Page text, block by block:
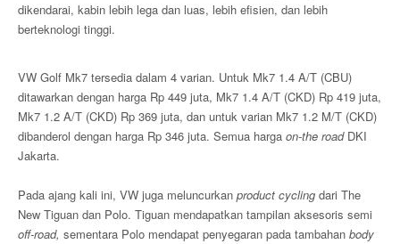
dikendarai, kabin lebih lega dan luas, lebih efisien, dan lebih
berteknologi tinggi.
VW Golf Mk7 tersedia dalam 4 varian. Untuk Mk7 1.4 A/T (CBU)
ditawarkan dengan harga Rp 449 juta, Mk7 1.4 A/T (CKD) Rp 419 juta,
Mk7 1.2 A/T (CKD) Rp 369 juta, dan untuk varian Mk7 1.2 M/T (CKD)
dibanderol dengan harga Rp 346 juta. Semua harga on-the road DKI
Jakarta.
Pada ajang kali ini, VW juga meluncurkan product cycling dari The
New Tiguan dan Polo. Tiguan mendapatkan tampilan aksesoris semi
off-road, sementara Polo mendapat penyegaran pada tambahan body